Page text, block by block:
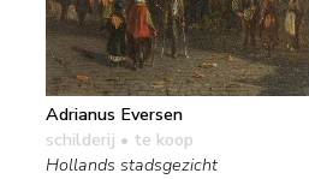
Adrianus Eversen
schilderij • te koop
Hollands stadsgezicht